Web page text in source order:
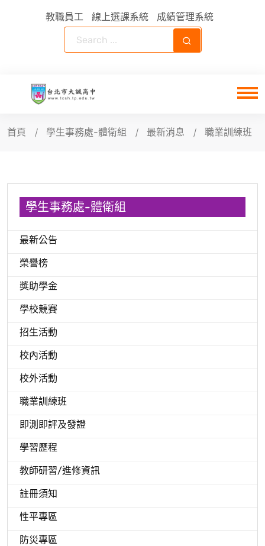
教職員工 線上選課系統 成績管理系統
首頁 學生事務處-體衛組 最新消息 職業訓練班
學生事務處-體衛組
最新公告
榮譽榜
獎助學金
學校競賽
招生活動
校內活動
校外活動
職業訓練班
即測即評及發證
學習歷程
教師研習/進修資訊
註冊須知
性平專區
防災專區